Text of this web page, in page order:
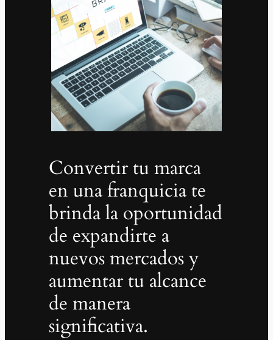
Convertir tu marca
en una franquicia te
brinda la oportunidad
de expandirte a
nuevos mercados y
aumentar tu alcance
de manera
significativa.